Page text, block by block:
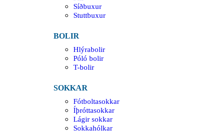
Síðbuxur
Stuttbuxur
BOLIR
Hlýrabolir
Póló bolir
T-bolir
SOKKAR
Fótboltasokkar
Íþróttasokkar
Lágir sokkar
Sokkahólkar